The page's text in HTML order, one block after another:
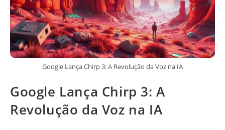
Google Lança Chirp 3: A Revolução da Voz na IA
Google Lança Chirp 3: A
Revolução da Voz na IA